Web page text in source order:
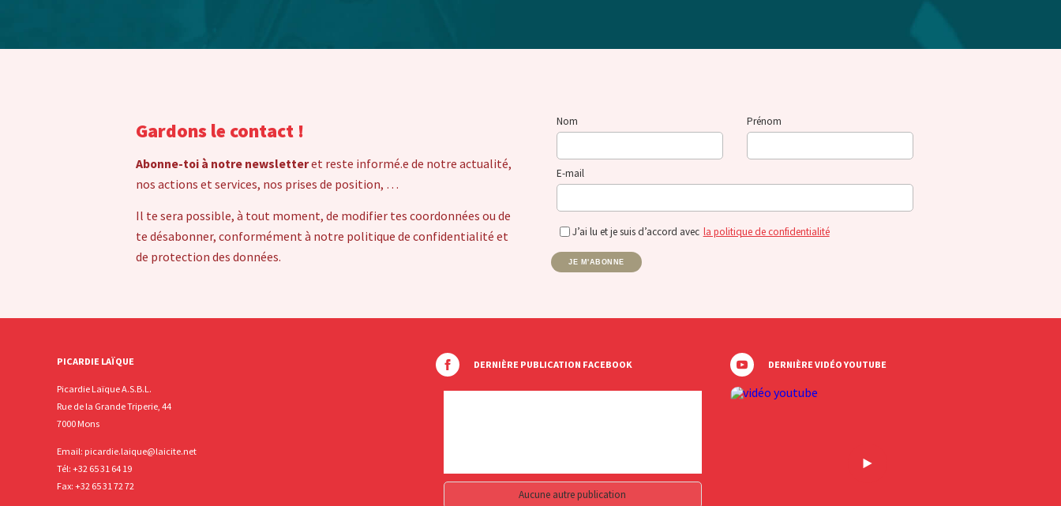
Gardons le contact !
Abonne-toi à notre newsletteret reste informé.e de notre actualité,
nos actions et services, nos prises de position, …
Il te sera possible, à tout moment, de modifier tes coordonnées ou de
te désabonner, conformément à notre politique de confidentialité et
de protection des données.
Nom Prénom
E-mail
J’ai lu et je suis d’accord avec la politique de confidentialité
JE M'ABONNE
PICARDIE LAÏQUE
Picardie Laïque A.S.B.L.
Rue de la Grande Triperie, 44
7000 Mons
Email: picardie.laique@laicite.net
Tél: +32 65 31 64 19
Fax: +32 65 31 72 72
DERNIÈRE PUBLICATION FACEBOOK
Aucune autre publication
DERNIÈRE VIDÉO YOUTUBE